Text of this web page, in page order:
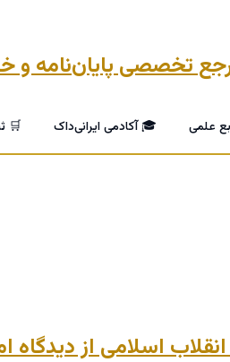
علمی 🎓 آکادمی ایرانی‌داک 🛒
اسلامی از دیدگاه